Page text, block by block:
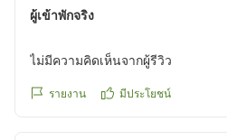
ります。少しでもお寛ぎ頂け
参りますので、秋田にお越し
りお寛ぎ下さいませ。お客様
ผู้เข้าพักจริง
ไม่มีความคิดเห็นจากผู้รีวิว
รายงาน มีประโยชน์